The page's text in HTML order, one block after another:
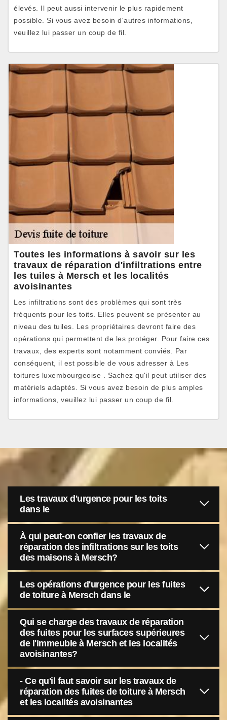
élevés. Il peut aussi intervenir le plus rapidement
possible. Si vous avez besoin d'autres informations,
veuillez lui passer un coup de fil.
Toutes les informations à savoir sur les
travaux de réparation d'infiltrations entre
les tuiles à Mersch et les localités
avoisinantes
Les infiltrations sont des problèmes qui sont très
fréquents pour les toits. Elles peuvent se présenter au
niveau des tuiles. Les propriétaires devront faire des
opérations qui permettent de les protéger. Pour faire ces
travaux, des experts sont notamment conviés. Par
conséquent, il est possible de vous adresser à Les
toitures luxembourgeoise . Sachez qu'il peut utiliser des
matériels adaptés. Si vous avez besoin de plus amples
informations, veuillez lui passer un coup de fil.
Les travaux d'urgence pour les toits
dans le
À qui peut-on confier les travaux de
réparation des infiltrations sur les toits
des maisons à Mersch?
Les opérations d'urgence pour les fuites
de toiture à Mersch dans le
Qui se charge des travaux de réparation
des fuites pour les surfaces supérieures
de l'immeuble à Mersch et les localités
avoisinantes?
- Ce qu'il faut savoir sur les travaux de
réparation des fuites de toiture à Mersch
et les localités avoisinantes